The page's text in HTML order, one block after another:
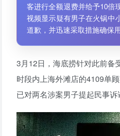
客进行全额退费并给予10倍
视频显示疑有男子在火锅中
道歉，并迅速采取措施确保
3月12日，海底捞针对此前备
时段内上海外滩店的4109单
已对两名涉案男子提起民事诉